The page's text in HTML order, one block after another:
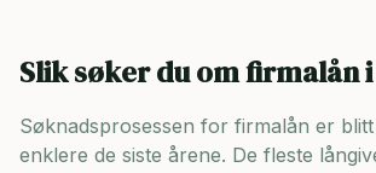
Slik søker du om firmalån i
Søknadsprosessen for firmalån er
enklere de siste årene. De fleste